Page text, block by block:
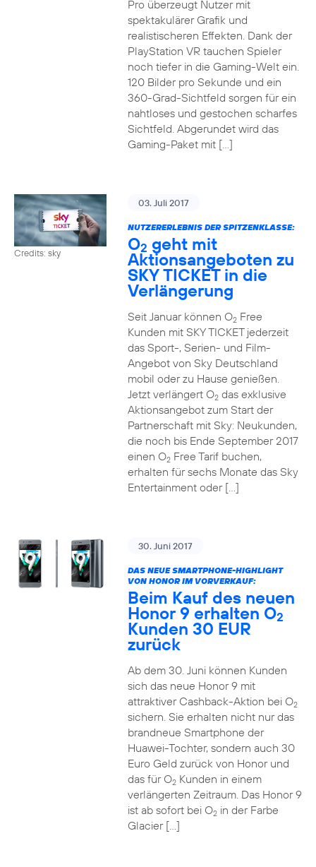
Pro überzeugt Nutzer mit
spektakulärer Grafik und
realistischeren Effekten. Dank der
PlayStation VR tauchen Spieler
noch tiefer in die Gaming-Welt ein.
120 Bilder pro Sekunde und ein
360-Grad-Sichtfeld sorgen für ein
nahtloses und gestochen scharfes
Sichtfeld. Abgerundet wird das
Gaming-Paket mit […]
Credits: sky
03. Juli 2017
NUTZERERLEBNIS DER SPITZENKLASSE:
O2 geht mit
Aktionsangeboten zu
SKY TICKET in die
Verlängerung
Seit Januar können O2Free
Kunden mit SKY TICKET jederzeit
das Sport-, Serien- und Film-
Angebot von Sky Deutschland
mobil oder zu Hause genießen.
Jetzt verlängert O2das exklusive
Aktionsangebot zum Start der
Partnerschaft mit Sky: Neukunden,
die noch bis Ende September 2017
einen O2Free Tarif buchen,
erhalten für sechs Monate das Sky
Entertainment oder […]
30. Juni 2017
DAS NEUE SMARTPHONE-HIGHLIGHT
VON HONOR IM VORVERKAUF:
Beim Kauf des neuen
Honor 9 erhalten O2
Kunden 30 EUR
zurück
Ab dem 30. Juni können Kunden
sich das neue Honor 9 mit
attraktiver Cashback-Aktion bei O2
sichern. Sie erhalten nicht nur das
brandneue Smartphone der
Huawei-Tochter, sondern auch 30
Euro Geld zurück von Honor und
das für O2Kunden in einem
verlängerten Zeitraum. Das Honor 9
ist ab sofort bei O2in der Farbe
Glacier […]